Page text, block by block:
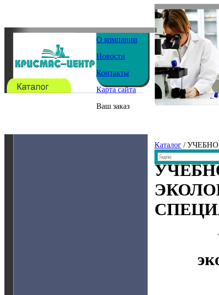
О компании
Новости
Контакты
Карта сайта
Ваш заказ
Каталог /